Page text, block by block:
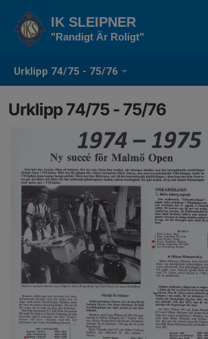
Urklipp 74/75 - 75/76
IK SLEIPNER
"Randigt Är Roligt"
Urklipp 74/75 - 75/76